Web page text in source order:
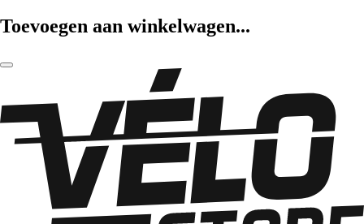
Toevoegen aan winkelwagen...